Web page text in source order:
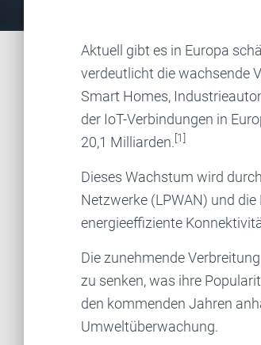
Aktuell gibt es in Europa
verdeutlicht die wachsende
Smart Homes,
der IoT-Verbindungen in
20,1 Milliarden.[1]
Dieses Wachstum wird
Netzwerke (LPWAN) und
energieeffiziente
Die zunehmende
zu senken, was ihre
den kommenden Jahren
Umweltüberwachung.